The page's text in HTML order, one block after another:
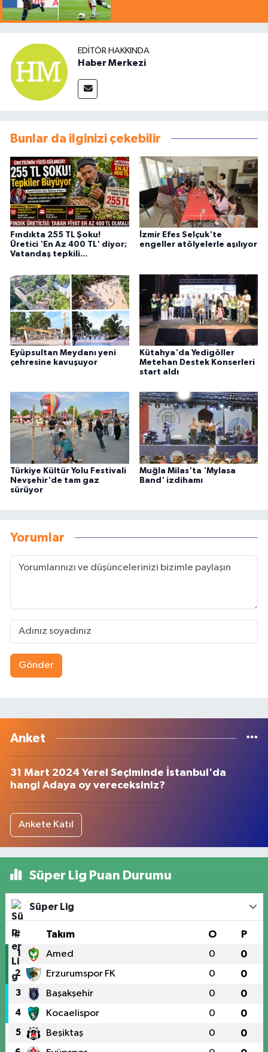
EDITÖR HAKKINDA
Haber Merkezi
Bunlar da ilginizi çekebilir
Fındıkta 255 TL Şoku!
Üretici 'En Az 400 TL' diyor;
Vatandaş tepkili...
İzmir Efes Selçuk'te
engeller atölyelerle aşılıyor
Eyüpsultan Meydanı yeni
çehresine kavuşuyor
Kütahya'da Yedigöller
Metehan Destek Konserleri
start aldı
Türkiye Kültür Yolu Festivali
Nevşehir'de tam gaz
sürüyor
Muğla Milas'ta 'Mylasa
Band' izdihamı
Yorumlar
Gönder
Anket
31 Mart 2024 Yerel Seçiminde İstanbul'da
hangi Adaya oy vereceksiniz?
Ankete Katıl
Süper Lig Puan Durumu
Süper Lig
# Takım O P
1 Amed 0 0
2 Erzurumspor FK 0 0
3 Başakşehir 0 0
4 Kocaelispor 0 0
5 Beşiktaş 0 0